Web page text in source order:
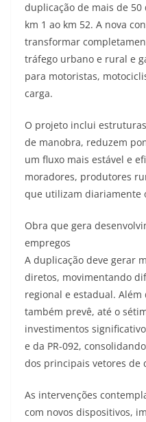
duplicação de mais de
km 1 ao km 52. A nova
transformar
tráfego urbano e rural e
para motoristas,
carga.
O projeto inclui
de manobra, reduzem
um fluxo mais estável e
moradores, produtores
que utilizam diariamente
Obra que gera
empregos
A duplicação deve gerar
diretos, movimentando
regional e estadual. Além
também prevê, até o
investimentos
e da PR-092,
dos principais vetores de
As intervenções
com novos dispositivos,